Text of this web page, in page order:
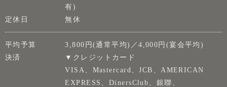
有)
定休日
無休
平均予算
3,800円(通常平均)／4,000円(宴会平均)
決済
▼クレジットカード
VISA、Mastercard、JCB、AMERICAN
EXPRESS、DinersClub、銀聯、